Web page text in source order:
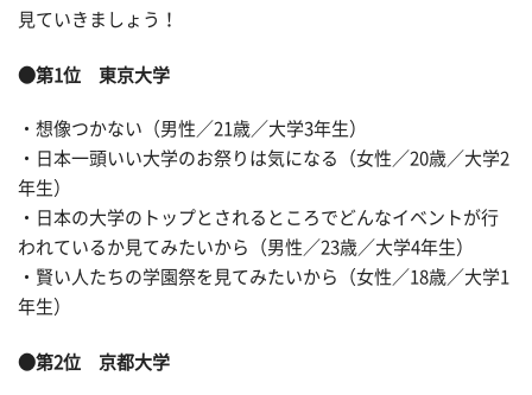
見ていきましょう！
●第1位 東京大学
・想像つかない（男性／21歳／大学3年生）
・日本一頭いい大学のお祭りは気になる（女性／20歳／大学2
年生）
・日本の大学のトップとされるところでどんなイベントが行
われているか見てみたいから（男性／23歳／大学4年生）
・賢い人たちの学園祭を見てみたいから（女性／18歳／大学1
年生）
●第2位 京都大学